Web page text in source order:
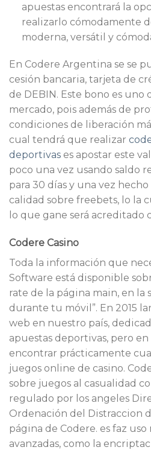
apuestas encontrará la
realizarlo cómodamente
moderna, versátil y
En Codere Argentina se se
cesión bancaria, tarjeta de
de DEBIN. Este bono es uno
mercado, pois además de
condiciones de liberación
cual tendrá que realizar
deportivas es apostar este
poco una vez usando saldo
para 30 días y una vez
calidad sobre freebets, lo la
lo que gane será acreditado
Codere Casino
Toda la información que
Software está disponible
rate de la página main, en la
durante tu móvil”. En 2015
web en nuestro país,
apuestas deportivas, pero
encontrar prácticamente
juegos online de casino.
sobre juegos al casualidad
regulado por los angeles
Ordenación del Distraccion
página de Codere. es faz
avanzadas, como la